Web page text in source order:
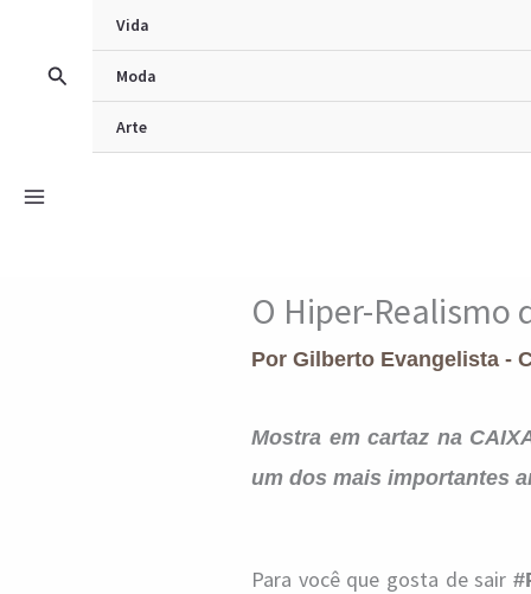
Pesquisar
Vida
Moda
Arte
O Hiper-Realismo
Por Gilberto Evangelista -
Mostra em cartaz na
um dos mais importantes
Para você que gosta de sair